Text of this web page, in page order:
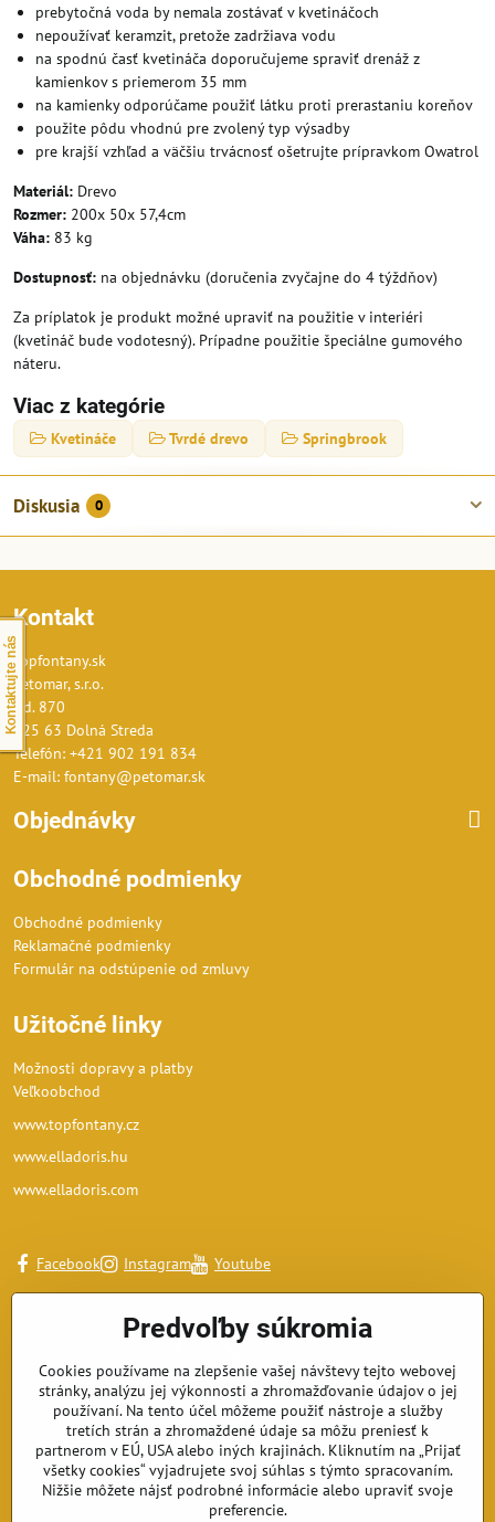
prebytočná voda by nemala zostávať v kvetináčoch
nepoužívať keramzit, pretože zadržiava vodu
na spodnú časť kvetináča doporučujeme spraviť drenáž z
kamienkov s priemerom 35 mm
na kamienky odporúčame použiť látku proti prerastaniu koreňov
použite pôdu vhodnú pre zvolený typ výsadby
pre krajší vzhľad a väčšiu trvácnosť ošetrujte prípravkom Owatrol
Materiál: Drevo
Rozmer: 200x 50x 57,4cm
Váha: 83 kg
Dostupnosť: na objednávku (doručenia zvyčajne do 4 týždňov)
Za príplatok je produkt možné upraviť na použitie v interiéri
(kvetináč bude vodotesný). Prípadne použitie špeciálne gumového
náteru.
Viac z kategórie
Kvetináče Tvrdé drevo Springbrook
Diskusia 0
Kontakt
Topfontany.sk
Petomar, s.r.o.
č.d. 870
925 63 Dolná Streda
Telefón: +421 902 191 834
E-mail: fontany@petomar.sk
Objednávky
Obchodné podmienky
Obchodné podmienky
Reklamačné podmienky
Formulár na odstúpenie od zmluvy
Užitočné linky
Možnosti dopravy a platby
Veľkoobchod
www.topfontany.cz
www.elladoris.hu
www.elladoris.com
Facebook Instagram Youtube
Kontaktujte nás
Predvoľby súkromia
Cookies používame na zlepšenie vašej návštevy tejto webovej
stránky, analýzu jej výkonnosti a zhromažďovanie údajov o jej
používaní. Na tento účel môžeme použiť nástroje a služby
tretích strán a zhromaždené údaje sa môžu preniesť k
partnerom v EÚ, USA alebo iných krajinách. Kliknutím na „Prijať
všetky cookies“ vyjadrujete svoj súhlas s týmto spracovaním.
Nižšie môžete nájsť podrobné informácie alebo upraviť svoje
preferencie.